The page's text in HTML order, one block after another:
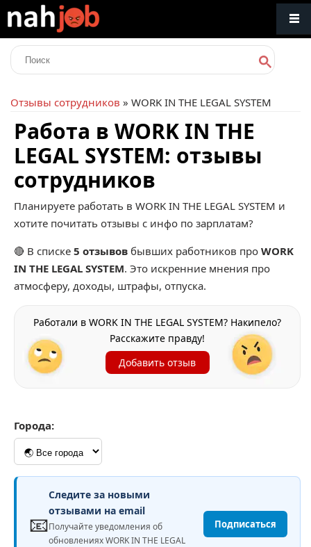
Отзывы сотрудников » WORK IN THE LEGAL SYSTEM
Работа в WORK IN THE
LEGAL SYSTEM: отзывы
сотрудников
Планируете работать в WORK IN THE LEGAL SYSTEM и
хотите почитать отзывы с инфо по зарплатам?
🔴 В списке 5 отзывов бывших работников про WORK
IN THE LEGAL SYSTEM. Это искренние мнения про
атмосферу, доходы, штрафы, отпуска.
Работали в WORK IN THE LEGAL SYSTEM? Накипело?
Расскажите правду!
Добавить отзыв
Города:
📧
Следите за новыми
отзывами на email
Получайте уведомления об
обновлениях WORK IN THE LEGAL
Подписаться